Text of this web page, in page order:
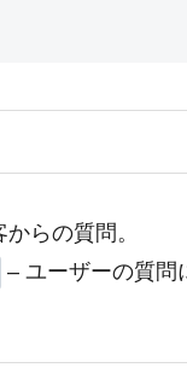
らの質問。
– ユーザーの質問